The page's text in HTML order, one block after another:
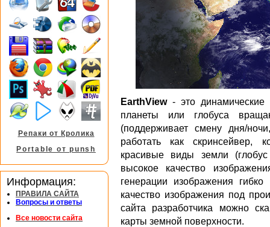
EarthView- это динамические
планеты или глобуса
(поддерживает смену дня/
работать как скринсейвер,
красивые виды земли
высокое качество
генерации изображения гибко
качество изображения под
сайта разработчика можно
карты земной поверхности.
Репаки от Кролика
Portable от punsh
Информация:
ПРАВИЛА САЙТА
Вопросы и ответы
Все новости сайта